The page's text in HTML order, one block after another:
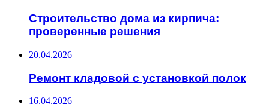
Строительство дома из кирпича:
проверенные решения
20.04.2026
Ремонт кладовой с установкой полок
16.04.2026